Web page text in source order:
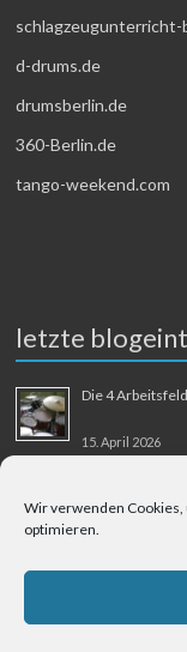
Wir verwenden Cookies,
optimieren.
schlagzeugunterricht-
d-drums.de
drumsberlin.de
360-Berlin.de
tango-weekend.com
letzte
Die 4
15. April 2026
31. August 2025
Berliner